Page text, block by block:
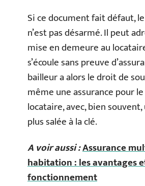
Si ce document fait défaut,
n’est pas désarmé. Il peut
mise en demeure au
s’écoule sans preuve
bailleur a alors le droit de
même une assurance pour
locataire, avec, bien
plus salée à la clé.
A voir aussi :Assurance
habitation : les avantages
fonctionnement